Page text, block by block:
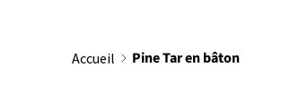
Accueil Pine Tar en bâton